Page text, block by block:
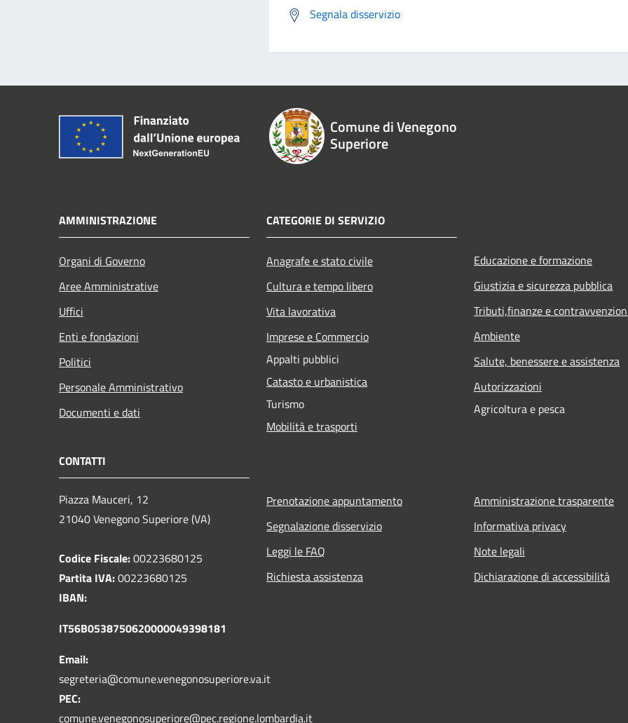
Segnala disservizio
Comune di Venegono
Superiore
AMMINISTRAZIONE
Organi di Governo
Aree Amministrative
Uffici
Enti e fondazioni
Politici
Personale Amministrativo
Documenti e dati
CATEGORIE DI SERVIZIO
Anagrafe e stato civile
Cultura e tempo libero
Vita lavorativa
Imprese e Commercio
Appalti pubblici
Catasto e urbanistica
Turismo
Mobilità e trasporti
Educazione e formazione
Giustizia e sicurezza pubblica
Tributi,finanze e
Ambiente
Salute, benessere e assistenza
Autorizzazioni
Agricoltura e pesca
CONTATTI
Piazza Mauceri, 12
21040 Venegono Superiore (VA)
Codice Fiscale:00223680125
Partita IVA:00223680125
IBAN:
IT56B0538750620000049398181
Email:
segreteria@comune.venegonosuperiore.va.it
PEC:
comune.venegonosuperiore@pec.regione.lombardia.it
Prenotazione appuntamento
Segnalazione disservizio
Leggi le FAQ
Richiesta assistenza
Amministrazione trasparente
Informativa privacy
Note legali
Dichiarazione di accessibilità